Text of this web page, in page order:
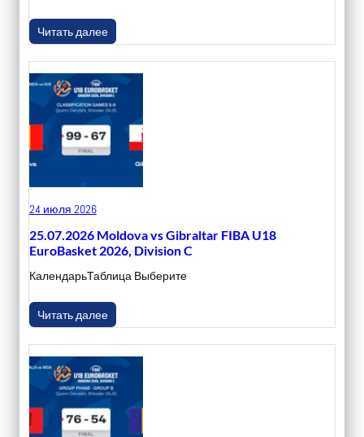
Читать далее
24 июля 2026
25.07.2026 Moldova vs Gibraltar FIBA U18
EuroBasket 2026, Division C
КалендарьТаблица Выберите
Читать далее